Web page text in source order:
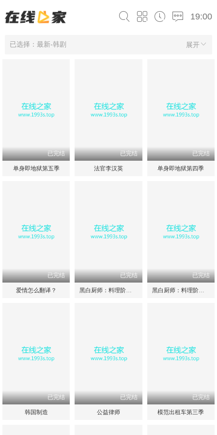
19:00
展开
已选择：最新-韩剧
已完结
单身即地狱第五季
已完结
法官李汉英
已完结
单身即地狱第四季
已完结
爱情怎么翻译？
已完结
黑白厨师：料理阶级战争第二季
已完结
黑白厨师：料理阶级战争第一季
已完结
韩国制造
已完结
公益律师
已完结
模范出租车第三季